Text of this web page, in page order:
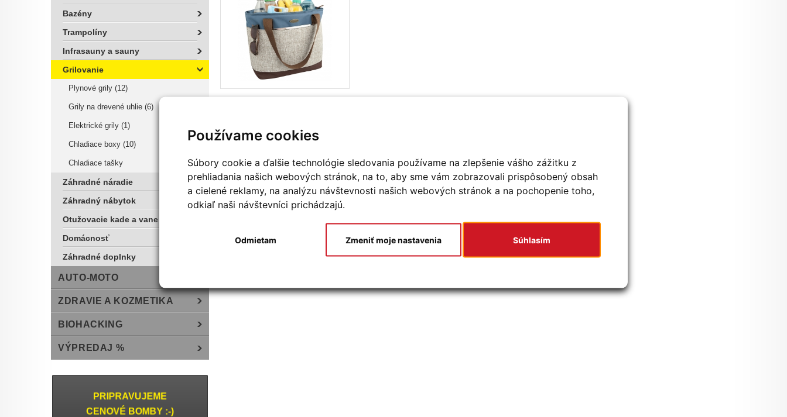
Používame cookies
Súbory cookie a ďalšie technológie sledovania používame na zlepšenie vášho zážitku z
prehliadania našich webových stránok, na to, aby sme vám zobrazovali prispôsobený obsah
a cielené reklamy, na analýzu návštevnosti našich webových stránok a na pochopenie toho,
odkiaľ naši návštevníci prichádzajú.
Súhlasím
Odmietam Zmeniť moje nastavenia
Bazény
Trampolíny
Infrasauny a sauny
Grilovanie
Plynové grily (12)
Grily na drevené uhlie (6)
Elektrické grily (1)
Chladiace boxy (10)
Chladiace tašky
Záhradné náradie
Záhradný nábytok
Otužovacie kade a vane
Domácnosť
Záhradné doplnky
AUTO-MOTO
ZDRAVIE A KOZMETIKA
BIOHACKING
VÝPREDAJ %
PRIPRAVUJEME
CENOVÉ BOMBY :-)